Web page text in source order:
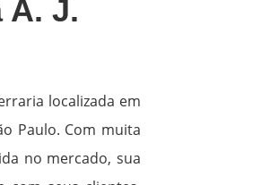
A. J.
localizada em
Paulo. Com muita
no mercado, sua